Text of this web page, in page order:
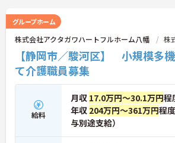
グループホーム
株式会社アクタガワハートフルホーム八幡 株
【静岡市／駿河区】 小規模多
て介護職員募集
給料
月収 17.0万円～30.1万円程
年収 204万円～361万円程
与別途支給）